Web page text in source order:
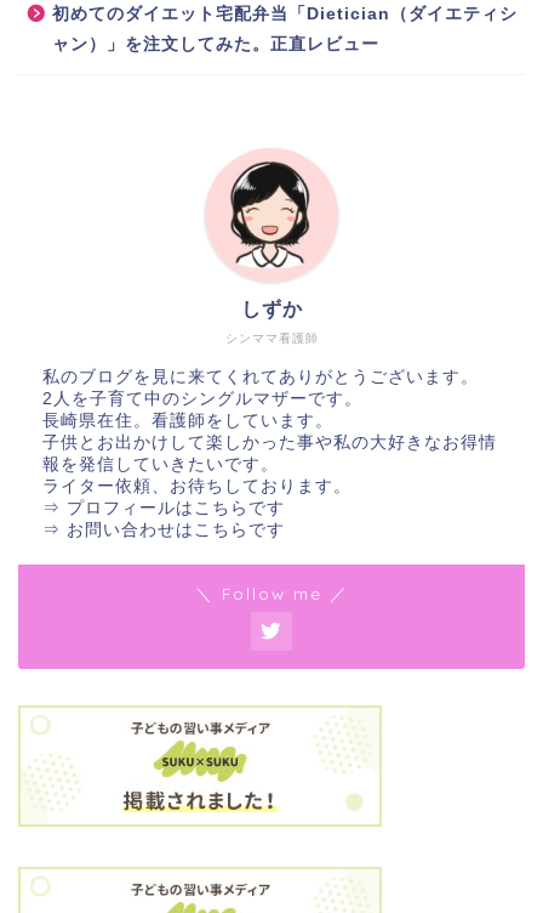
初めてのダイエット宅配弁当「Dietician（ダイエティシ
ャン）」を注文してみた。正直レビュー
シンママ看護師
しずか
私のブログを見に来てくれてありがとうございます。
2人を子育て中のシングルマザーです。
長崎県在住。看護師をしています。
子供とお出かけして楽しかった事や私の大好きなお得情
報を発信していきたいです。
ライター依頼、お待ちしております。
⇒ プロフィールはこちらです
⇒ お問い合わせはこちらです
＼ Follow me ／